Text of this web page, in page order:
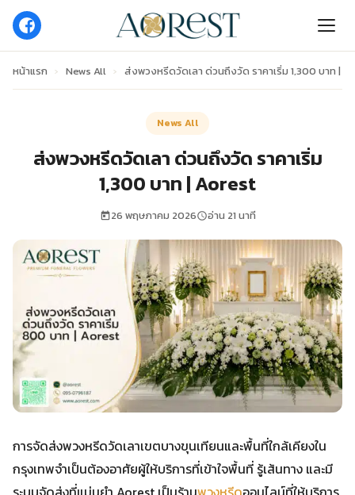
หน้าแรก › News All › ส่งพวงหรีดวัดเลา ด่วนถึงวัด ราคาเริ่ม 1,300 บาท |
News All
ส่งพวงหรีดวัดเลา ด่วนถึงวัด ราคาเริ่ม
1,300 บาท | Aorest
26 พฤษภาคม 2026 อ่าน 21 นาที
การจัดส่งพวงหรีดวัดเลาเขตบางขุนเทียนและพื้นที่ใกล้เคียงใน
กรุงเทพจำเป็นต้องอาศัยผู้ให้บริการที่เข้าใจพื้นที่ รู้เส้นทาง และมี